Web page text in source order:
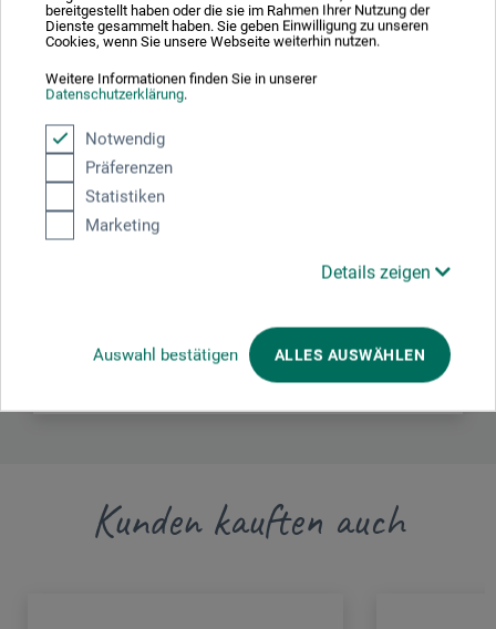
bereitgestellt haben oder die sie im Rahmen Ihrer Nutzung der
Dienste gesammelt haben. Sie geben Einwilligung zu unseren
Cookies, wenn Sie unsere Webseite weiterhin nutzen.
Weitere Informationen finden Sie in unserer
Datenschutzerklärung.
Notwendig
Präferenzen
Statistiken
Marketing
Details zeigen
Auswahl bestätigen ALLES AUSWÄHLEN
Hersteller-Kontakt
Hier finden Sie die Kontaktdaten des Herstellers zu
boesner GmbH holding + innovations
DEUTSCHLAND
Kunden kauften auch